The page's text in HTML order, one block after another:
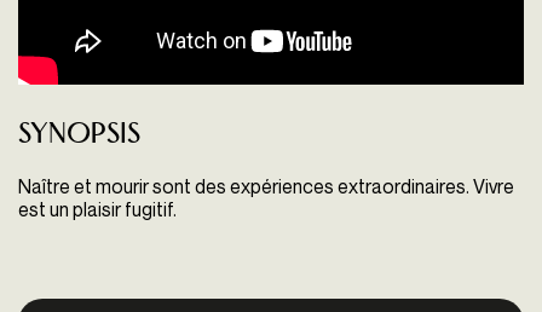
Synopsis
Naître et mourir sont des expériences extraordinaires. Vivre
est un plaisir fugitif.